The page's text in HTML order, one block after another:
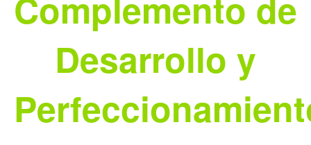
Desarrollo y